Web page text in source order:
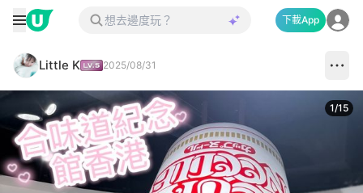
下載App
Little K 2025/08/31
1/15